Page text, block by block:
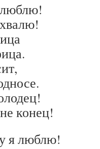
конец!
я люблю!